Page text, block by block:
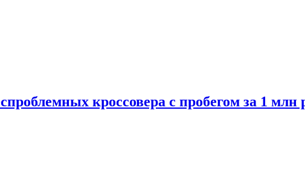
кроссовера с пробегом за 1 млн